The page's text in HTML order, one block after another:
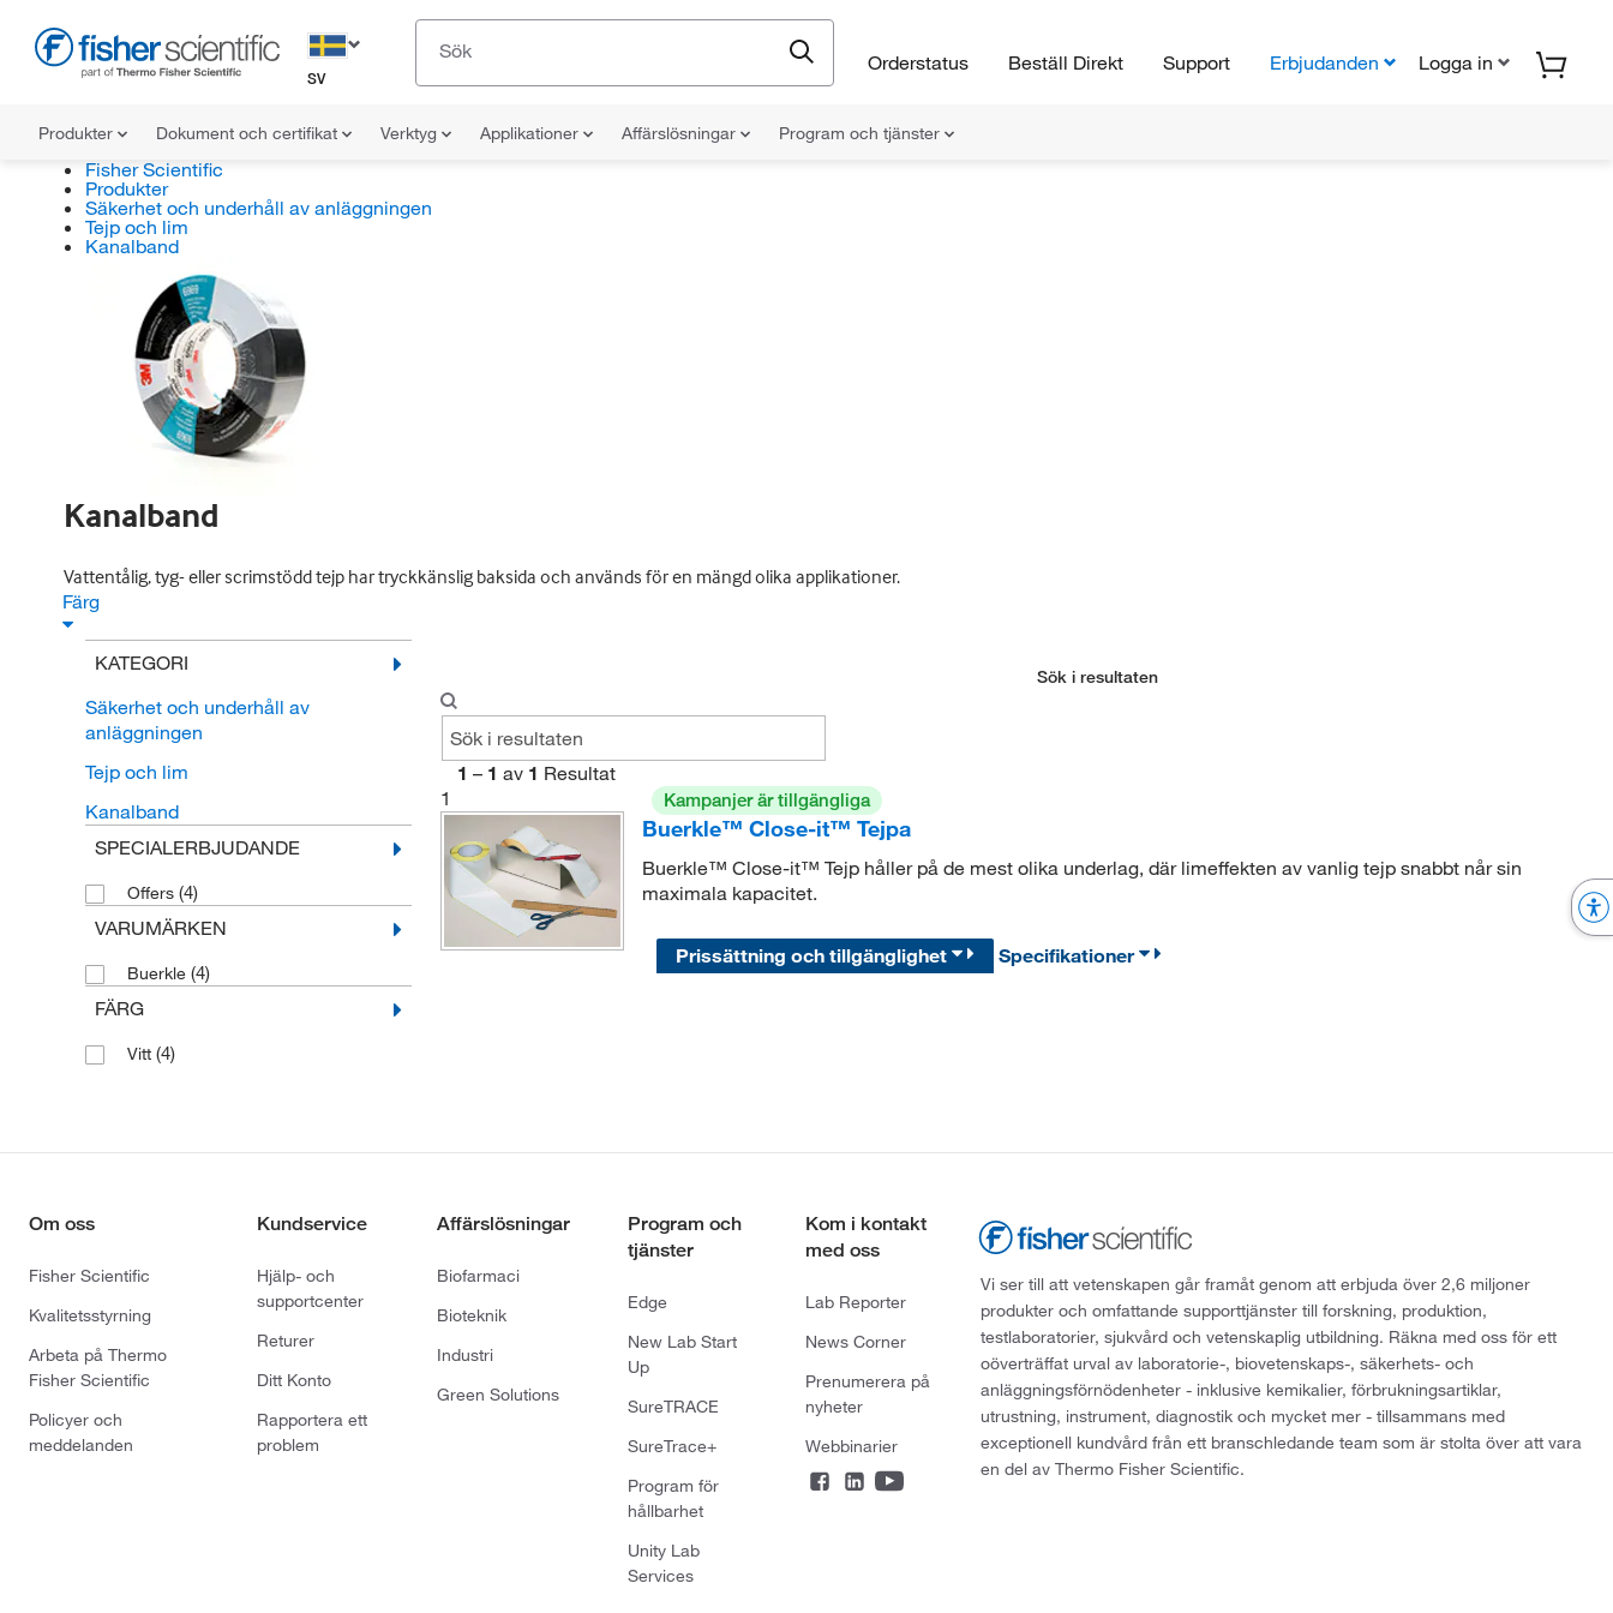
SV
Orderstatus Beställ Direkt Support Erbjudanden Logga in
Produkter Dokument och certifikat Verktyg Applikationer Affärslösningar Program och tjänster
Fisher Scientific
Produkter
Säkerhet och underhåll av anläggningen
Tejp och lim
Kanalband
Kanalband
Vattentålig, tyg- eller scrimstödd tejp har tryckkänslig baksida och används för en mängd olika applikationer.
Färg
KATEGORI
Säkerhet och underhåll av
anläggningen
Tejp och lim
Kanalband
SPECIALERBJUDANDE
Offers (4)
VARUMÄRKEN
Buerkle (4)
FÄRG
Vitt (4)
Sök i resultaten
1 – 1 av 1 Resultat
1
Kampanjer är tillgängliga
Buerkle™ Close-it™ Tejpa
Buerkle™ Close-it™ Tejp håller på de mest olika underlag, där limeffekten av vanlig tejp snabbt når sin
maximala kapacitet.
Prissättning och tillgänglighet Specifikationer
Om oss
Fisher Scientific
Kvalitetsstyrning
Arbeta på Thermo
Fisher Scientific
Policyer och
meddelanden
Kundservice
Hjälp- och
supportcenter
Returer
Ditt Konto
Rapportera ett
problem
Affärslösningar
Biofarmaci
Bioteknik
Industri
Green Solutions
Program och
tjänster
Edge
New Lab Start
Up
SureTRACE
SureTrace+
Program för
hållbarhet
Unity Lab
Services
Kom i kontakt
med oss
Lab Reporter
News Corner
Prenumerera på
nyheter
Webbinarier
Vi ser till att vetenskapen går framåt genom att erbjuda över 2,6 miljoner
produkter och omfattande supporttjänster till forskning, produktion,
testlaboratorier, sjukvård och vetenskaplig utbildning. Räkna med oss för ett
oöverträffat urval av laboratorie-, biovetenskaps-, säkerhets- och
anläggningsförnödenheter - inklusive kemikalier, förbrukningsartiklar,
utrustning, instrument, diagnostik och mycket mer - tillsammans med
exceptionell kundvård från ett branschledande team som är stolta över att vara
en del av Thermo Fisher Scientific.